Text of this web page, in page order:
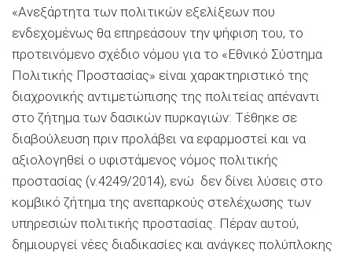
«Ανεξάρτητα των πολιτικών εξελίξεων που
ενδεχομένως θα επηρεάσουν την ψήφιση του, το
προτεινόμενο σχέδιο νόμου για το «Εθνικό Σύστημα
Πολιτικής Προστασίας» είναι χαρακτηριστικό της
διαχρονικής αντιμετώπισης της πολιτείας απέναντι
στο ζήτημα των δασικών πυρκαγιών: Τέθηκε σε
διαβούλευση πριν προλάβει να εφαρμοστεί και να
αξιολογηθεί ο υφιστάμενος νόμος πολιτικής
προστασίας (v.4249/2014), ενώ δεν δίνει λύσεις στο
κομβικό ζήτημα της ανεπαρκούς στελέχωσης των
υπηρεσιών πολιτικής προστασίας. Πέραν αυτού,
δημιουργεί νέες διαδικασίες και ανάγκες πολύπλοκης